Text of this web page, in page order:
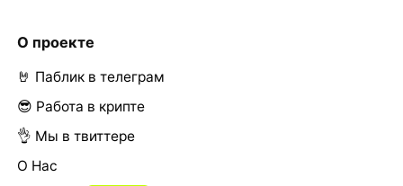
О проекте
🤘 Паблик в телеграм
😎 Работа в крипте
👌 Мы в твиттере
О Нас